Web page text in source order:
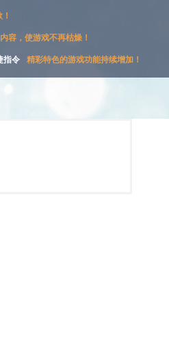
容，使游戏不再枯燥！
指令 精彩特色的游戏功能持续增加！